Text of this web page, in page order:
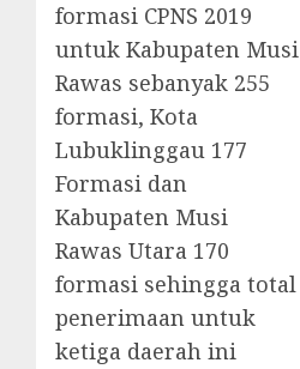
formasi CPNS 2019
untuk Kabupaten Musi
Rawas sebanyak 255
formasi, Kota
Lubuklinggau 177
Formasi dan
Kabupaten Musi
Rawas Utara 170
formasi sehingga total
penerimaan untuk
ketiga daerah ini